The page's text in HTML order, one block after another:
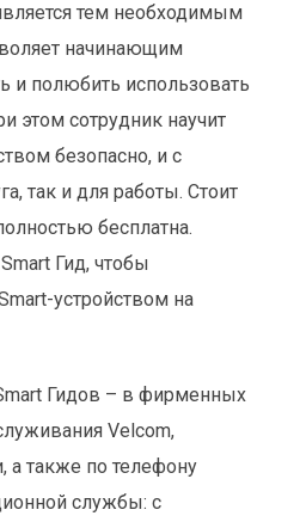
тем необходимым
начинающим
и полюбить использовать
этом сотрудник научит
безопасно, и с
так и для работы. Стоит
бесплатна.
Гид, чтобы
устройством на
Гидов – в фирменных
Velcom,
а также по телефону
службы: с